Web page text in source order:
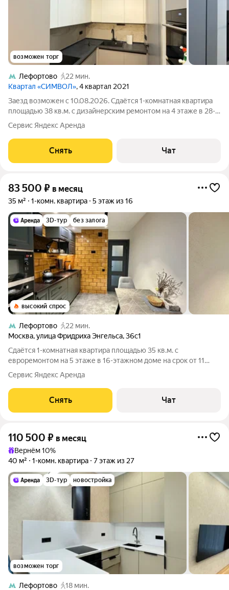
возможен торг
Лефортово
22 мин.
Квартал «СИМВОЛ», 4 квартал 2021
Заезд возможен с 10.08.2026. Сдаётся 1-комнатная квартира
площадью 38 кв.м. с дизайнерским ремонтом на 4 этаже в 28-
этажном доме на срок от 11 месяцев. Из техники есть:
Телевизор Духовой шкаф Стиральная машина Сушильная
Сервис Яндекс Аренда
Снять Чат
83 500 ₽ в месяц
35 м² 1-комн. квартира 5 этаж из 16
3D-тур без залога
высокий спрос
Лефортово
22 мин.
Москва,улица Фридриха Энгельса,36с1
Сдаётся 1-комнатная квартира площадью 35 кв.м. с
евроремонтом на 5 этаже в 16-этажном доме на срок от 11
месяцев. Из техники есть: Телевизор Духовой шкаф
Стиральная машина Холодильник Посудомоечная машина
Кондиционер Микроволновка Пылесос
Сервис Яндекс Аренда
Снять Чат
110 500 ₽ в месяц
Вернём 10%
40 м²
1-комн. квартира 7 этаж из 27
3D-тур новостройка
возможен торг
Лефортово
18 мин.